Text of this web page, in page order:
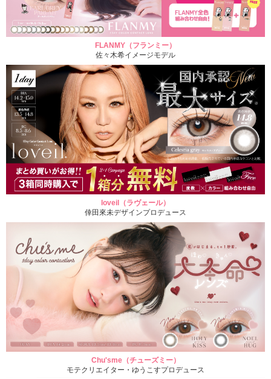
FLANMY（フランミー）
佐々木希イメージモデル
loveil（ラヴェール）
倖田來未デザインプロデュース
Chu'sme（チューズミー）
モテクリエイター・ゆうこすプロデュース